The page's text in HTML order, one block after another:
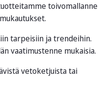
toivomallanne
tarpeisiin ja trendeihin.
vaatimustenne mukaisia.
vetoketjuista tai